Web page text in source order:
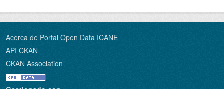
Acerca de Portal Open Data ICANE
API CKAN
CKAN Association